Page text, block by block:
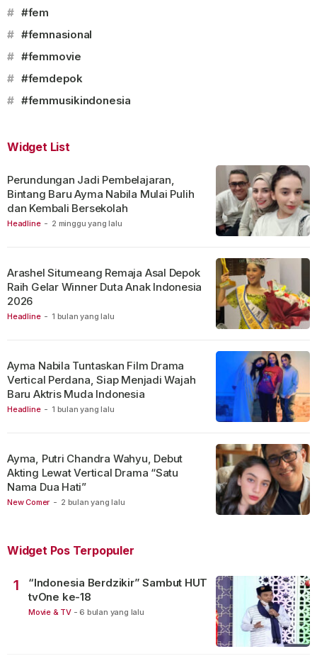
# #fem
# #femnasional
# #femmovie
# #femdepok
# #femmusikindonesia
Widget List
Headline - 2 minggu yang lalu
Perundungan Jadi Pembelajaran,
Bintang Baru Ayma Nabila Mulai Pulih
dan Kembali Bersekolah
Headline - 1 bulan yang lalu
Arashel Situmeang Remaja Asal Depok
Raih Gelar Winner Duta Anak Indonesia
2026
Headline - 1 bulan yang lalu
Ayma Nabila Tuntaskan Film Drama
Vertical Perdana, Siap Menjadi Wajah
Baru Aktris Muda Indonesia
New Comer - 2 bulan yang lalu
Ayma, Putri Chandra Wahyu, Debut
Akting Lewat Vertical Drama “Satu
Nama Dua Hati”
Widget Pos Terpopuler
1
“Indonesia Berdzikir” Sambut HUT
tvOne ke-18
Movie & TV - 6 bulan yang lalu